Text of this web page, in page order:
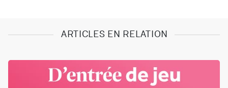
ARTICLES EN RELATION